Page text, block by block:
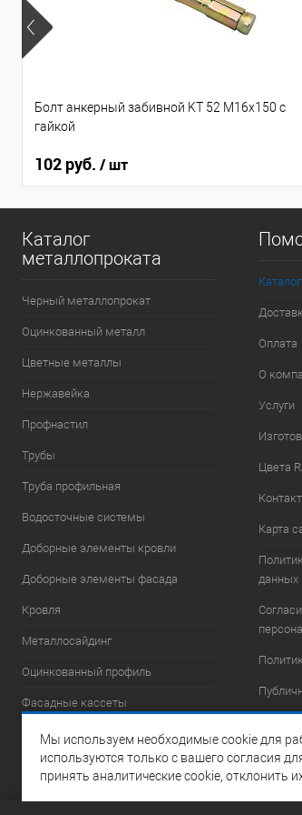
Болт анкерный забивной KT 52 М16х150 с
гайкой
102 руб. / шт
Каталог
металлопроката
Черный металлопрокат
Оцинкованный металл
Цветные металлы
Нержавейка
Профнастил
Трубы
Труба профильная
Водосточные системы
Доборные элементы кровли
Доборные элементы фасада
Кровля
Металлосайдинг
Оцинкованный профиль
Фасадные кассеты
Фасадные системы
Элементы безопасности
Оплата
О
Услуги
Цвета
Карта
данных
Мы используем необходимые cookie для
используются только с вашего согласия
принять аналитические cookie, отклонить